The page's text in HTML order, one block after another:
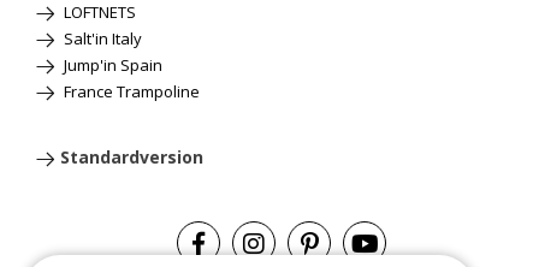
LOFTNETS
Salt'in Italy
Jump'in Spain
France Trampoline
Standardversion